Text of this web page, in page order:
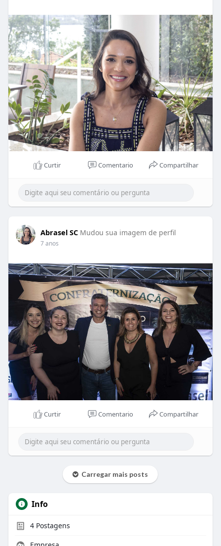
Curtir Comentario Compartilhar
Abrasel SC Mudou sua imagem de perfil
7 anos
Curtir Comentario Compartilhar
Carregar mais posts
Info
4Postagens